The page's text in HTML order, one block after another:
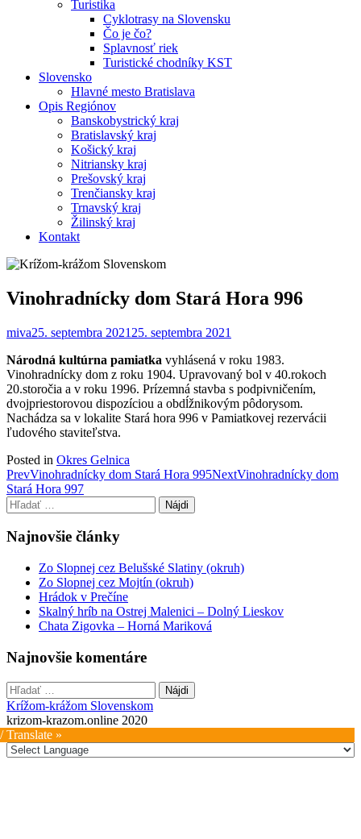
Turistika
Cyklotrasy na Slovensku
Čo je čo?
Splavnosť riek
Turistické chodníky KST
Slovensko
Hlavné mesto Bratislava
Opis Regiónov
Banskobystrický kraj
Bratislavský kraj
Košický kraj
Nitriansky kraj
Prešovský kraj
Trenčiansky kraj
Trnavský kraj
Žilinský kraj
Kontakt
Vinohradnícky dom Stará Hora 996
miva25. septembra 2021 25. septembra 2021
Národná kultúrna pamiatka vyhlásená v roku 1983.
Vinohradnícky dom z roku 1904. Upravovaný bol v 40.rokoch
20.storočia a v roku 1996. Prízemná stavba s podpivničením,
dvojpriestorovou dispozíciou a obdĺžnikovým pôdorysom.
Nachádza sa v lokalite Stará hora 996 v Pamiatkovej rezervácii
ľudového staviteľstva.
Posted in Okres Gelnica
Post
navigation
PrevVinohradnícky dom Stará Hora 995NextVinohradnícky dom
Stará Hora 997
Hľadať:
Najnovšie články
Zo Slopnej cez Belušské Slatiny (okruh)
Zo Slopnej cez Mojtín (okruh)
Hrádok v Prečíne
Skalný hríb na Ostrej Malenici – Dolný Lieskov
Chata Zigovka – Horná Mariková
Najnovšie komentáre
Hľadať:
Krížom-krážom Slovenskom
krizom-krazom.online 2020
Translate »